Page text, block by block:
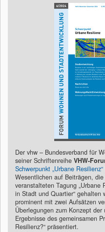
Der vhw – Bundesverband für
seiner Schriftenreihe VHW-
Schwerpunkt „Urbane Resilienz“
Wesentlichen auf Beiträgen,
veranstalteten Tagung
in Stadt und Quartier“
prominent mit zwei Aufsätzen
Überlegungen zum Konzept
Ergebnisse des gemeinsamen
Resilienz?“ präsentiert.